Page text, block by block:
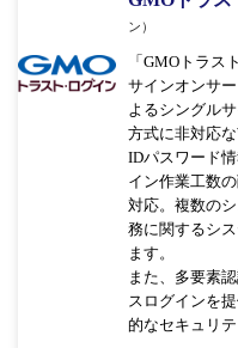
ン）
「GMOトラス
サインオンサ
よるシングル
方式に非対応
IDパスワード
イン作業工数
対応。複数の
務に関するシ
ます。
また、多要素
スログインを
的なセキュリ